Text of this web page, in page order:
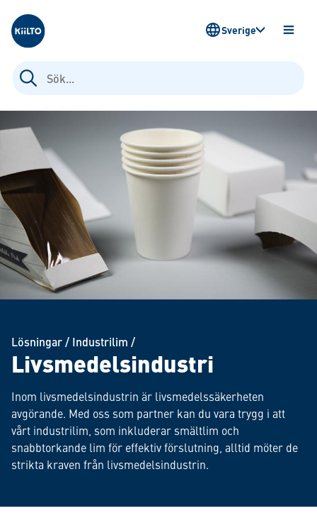
Kiilto Sweden
Sök
efter:
Sverige
Lösningar/ Industrilim /
Livsmedelsindustri
Inom livsmedelsindustrin är livsmedelssäkerheten
avgörande. Med oss som partner kan du vara trygg i att
vårt industrilim, som inkluderar smältlim och
snabbtorkande lim för effektiv förslutning, alltid möter de
strikta kraven från livsmedelsindustrin.